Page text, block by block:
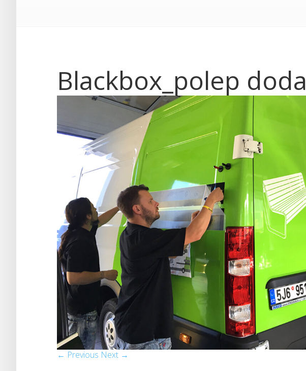
Blackbox_polep
← Previous Next →